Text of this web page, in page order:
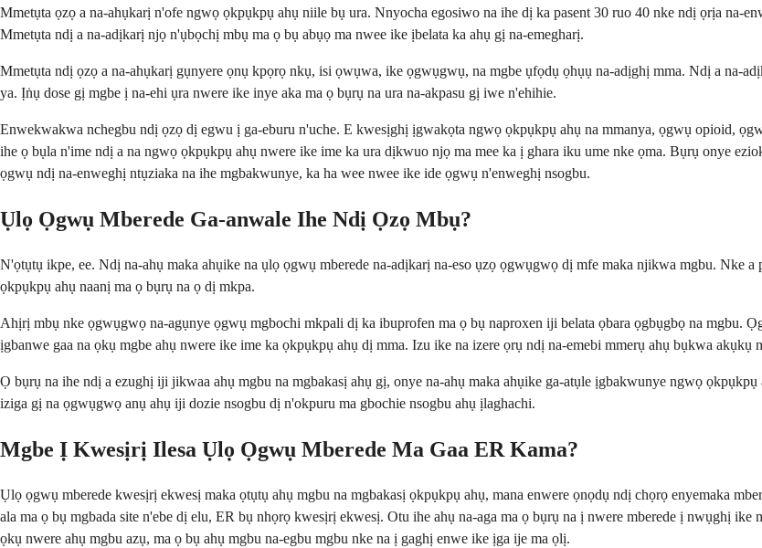
Mmetụta ọzọ a na-ahụkarị n'ofe ngwọ ọkpụkpụ ahụ niile bụ ura. Nnyocha egosiwo na ihe dị ka pasent 30 ruo 40 nke ndị ọrịa na-
Mmetụta ndị a na-adịkarị njọ n'ụbọchị mbụ ma ọ bụ abụọ ma nwee ike ịbelata ka ahụ gị na-emegharị.
Mmetụta ndị ọzọ a na-ahụkarị gụnyere ọnụ kpọrọ nkụ, isi ọwụwa, ike ọgwụgwụ, na mgbe ụfọdụ ọhụụ na-adịghị mma. Ndị a na-
ya. Ịṅụ dose gị mgbe ị na-ehi ụra nwere ike inye aka ma ọ bụrụ na ura na-akpasu gị iwe n'ehihie.
Enwekwakwa nchegbu ndị ọzọ dị egwu ị ga-eburu n'uche. E kwesịghị ịgwakọta ngwọ ọkpụkpụ ahụ na mmanya, ọgwụ opioid,
ihe ọ bụla n'ime ndị a na ngwọ ọkpụkpụ ahụ nwere ike ime ka ura dịkwuo njọ ma mee ka ị ghara iku ume nke ọma. Bụrụ onye
ọgwụ ndị na-enweghị ntụziaka na ihe mgbakwunye, ka ha wee nwee ike ide ọgwụ n'enweghị nsogbu.
Ụlọ Ọgwụ Mberede Ga-anwale Ihe Ndị Ọzọ Mbụ?
N'ọtụtụ ikpe, ee. Ndị na-ahụ maka ahụike na ụlọ ọgwụ mberede na-adịkarị na-eso ụzọ ọgwụgwọ dị mfe maka njikwa mgbu. Nke
ọkpụkpụ ahụ naanị ma ọ bụrụ na ọ dị mkpa.
Ahịrị mbụ nke ọgwụgwọ na-agụnye ọgwụ mgbochi mkpali dị ka ibuprofen ma ọ bụ naproxen iji belata ọbara ọgbụgbọ na mgbu.
ịgbanwe gaa na ọkụ mgbe ahụ nwere ike ime ka ọkpụkpụ ahụ dị mma. Izu ike na izere ọrụ ndị na-emebi mmerụ ahụ bụkwa akụkụ
Ọ bụrụ na ihe ndị a ezughị iji jikwaa ahụ mgbu na mgbakasị ahụ gị, onye na-ahụ maka ahụike ga-atụle ịgbakwunye ngwọ
iziga gị na ọgwụgwọ anụ ahụ iji dozie nsogbu dị n'okpuru ma gbochie nsogbu ahụ ịlaghachi.
Mgbe Ị Kwesịrị Ilesa Ụlọ Ọgwụ Mberede Ma Gaa ER Kama?
Ụlọ ọgwụ mberede kwesịrị ekwesị maka ọtụtụ ahụ mgbu na mgbakasị ọkpụkpụ ahụ, mana enwere ọnọdụ ndị chọrọ enyemaka
ala ma ọ bụ mgbada site n'ebe dị elu, ER bụ nhọrọ kwesịrị ekwesị. Otu ihe ahụ na-aga ma ọ bụrụ na ị nwere mberede ị nwụghị
ọkụ nwere ahụ mgbu azụ, ma ọ bụ ahụ mgbu na-egbu mgbu nke na ị gaghị enwe ike ịga ije ma ọlị.